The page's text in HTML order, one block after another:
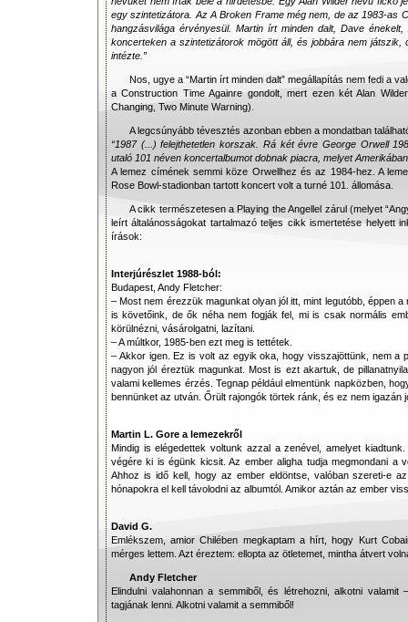
egy szintetizátora. Az A Broken Frame még nem, de az 1983-as
hangzásvilága érvényesül. Martin írt minden dalt, Dave
koncerteken a szintetizátorok mögött áll, és jobbára nem
intézte.”
Nos, ugye a “Martin írt minden dalt” megállapítás nem fedi a
a Construction Time Againre gondolt, mert ezen két Alan
Changing, Two Minute Warning).
A legcsúnyább tévesztés azonban ebben a mondatban
“1987 (...) felejthetetlen korszak. Rá két évre George Orwell
utaló 101 néven koncertalbumot dobnak piacra, melyet
A lemez címének semmi köze Orwellhez és az 1984-hez. A
Rose Bowl-stadionban tartott koncert volt a turné 101. állomása.
A cikk természetesen a Playing the Angellel zárul (melyet
leírt általánosságokat tartalmazó teljes cikk ismertetése helyett
írások:
Interjúrészlet 1988-ból:
Budapest, Andy Fletcher:
– Most nem érezzük magunkat olyan jól itt, mint legutóbb, éppen
is követőink, de ők néha nem fogják fel, mi is csak normális
körülnézni, vásárolgatni, lazítani.
– A múltkor, 1985-ben ezt meg is tettétek.
– Akkor igen. Ez is volt az egyik oka, hogy visszajöttünk, nem a
nagyon jól éreztük magunkat. Most is ezt akartuk, de
valami kellemes érzés. Tegnap például elmentünk napközben,
bennünket az utván. Őrült rajongók törtek ránk, és ez nem igazán
Martin L. Gore a lemezekről
Mindig is elégedettek voltunk azzal a zenével, amelyet
végére ki is égünk kicsit. Az ember aligha tudja megmondani a
Ahhoz is idő kell, hogy az ember eldöntse, valóban szereti-e
hónapokra el kell távolodni az albumtól. Amikor aztán az ember
David G.
Emlékszem, amior Chilében megkaptam a hírt, hogy Kurt
mérges lettem. Azt éreztem: ellopta az ötletemet, mintha átvert
Andy Fletcher
Elindulni valahonnan a semmiből, és létrehozni, alkotni
tagjának lenni. Alkotni valamit a semmiből!